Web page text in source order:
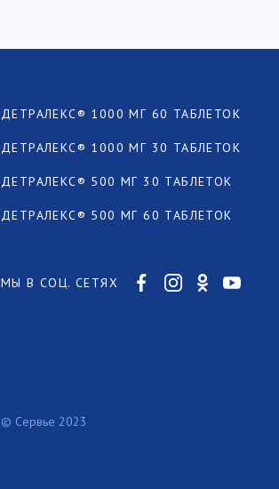
ДЕТРАЛЕКС® 1000 МГ 60 ТАБЛЕТОК
ДЕТРАЛЕКС® 1000 МГ 30 ТАБЛЕТОК
ДЕТРАЛЕКС® 500 МГ 30 ТАБЛЕТОК
ДЕТРАЛЕКС® 500 МГ 60 ТАБЛЕТОК
МЫ В СОЦ. СЕТЯХ
© Сервье 2023